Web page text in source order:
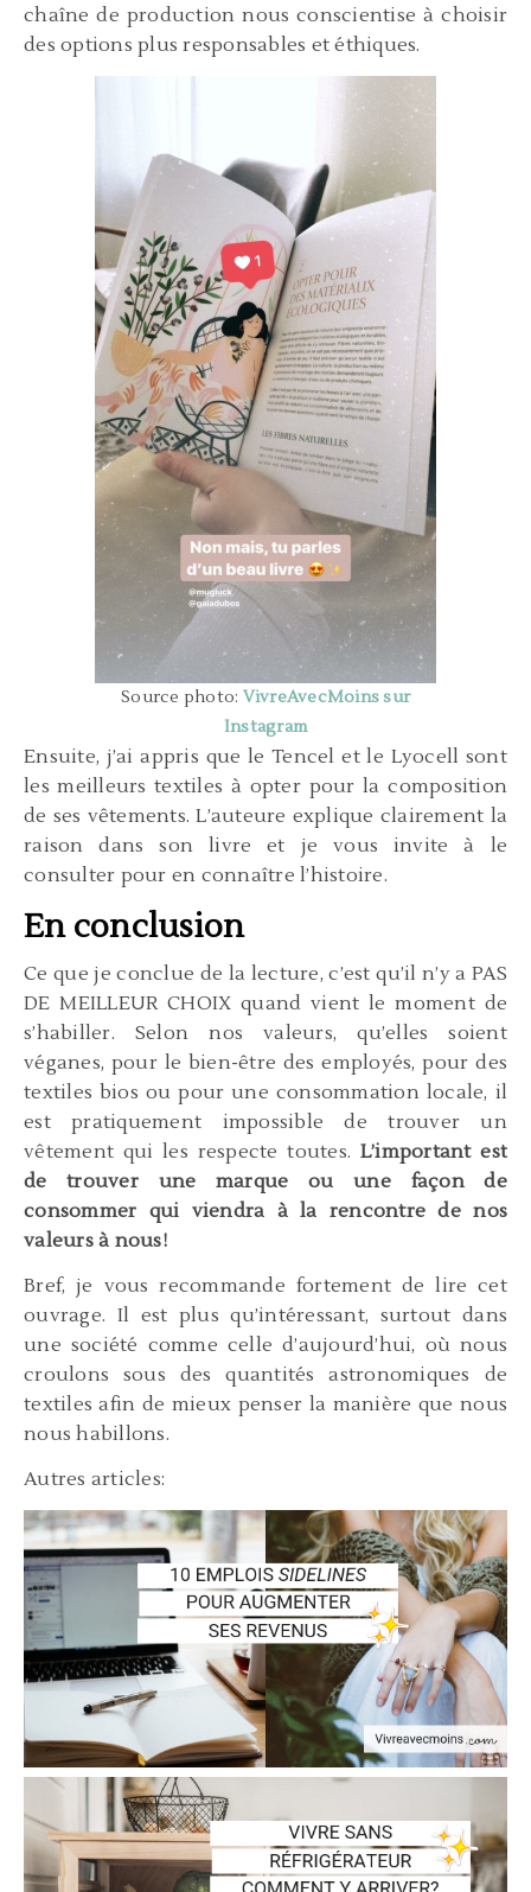
chaîne de production nous conscientise à choisir
des options plus responsables et éthiques.
Source photo: VivreAvecMoins sur
Instagram
Ensuite, j’ai appris que le Tencel et le Lyocell sont
les meilleurs textiles à opter pour la composition
de ses vêtements. L’auteure explique clairement la
raison dans son livre et je vous invite à le
consulter pour en connaître l’histoire.
En conclusion
Ce que je conclue de la lecture, c’est qu’il n’y a PAS
DE MEILLEUR CHOIX quand vient le moment de
s’habiller. Selon nos valeurs, qu’elles soient
véganes, pour le bien-être des employés, pour des
textiles bios ou pour une consommation locale, il
est pratiquement impossible de trouver un
vêtement qui les respecte toutes. L’important est
de trouver une marque ou une façon de
consommer qui viendra à la rencontre de nos
valeurs à nous!
Bref, je vous recommande fortement de lire cet
ouvrage. Il est plus qu’intéressant, surtout dans
une société comme celle d’aujourd’hui, où nous
croulons sous des quantités astronomiques de
textiles afin de mieux penser la manière que nous
nous habillons.
Autres articles: